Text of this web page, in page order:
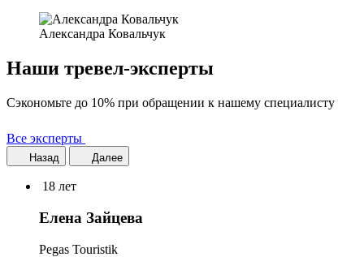
Александра Ковальчук
Наши тревел-эксперты
Сэкономьте до 10% при обращении к нашему специалисту
Все эксперты
Назад Далее
18 лет
Елена Зайцева
Pegas Touristik